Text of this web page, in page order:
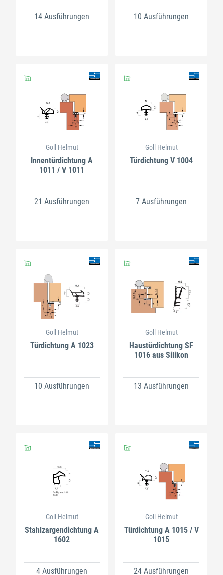
14 Ausführungen 10 Ausführungen
Goll Helmut
Innentürdichtung A
1011 / V 1011
21 Ausführungen
Goll Helmut
Türdichtung V 1004
7 Ausführungen
Goll Helmut
Türdichtung A 1023
10 Ausführungen
Goll Helmut
Haustürdichtung SF
1016 aus Silikon
13 Ausführungen
Goll Helmut
Stahlzargendichtung A
1602
4 Ausführungen
Goll Helmut
Türdichtung A 1015 / V
1015
24 Ausführungen